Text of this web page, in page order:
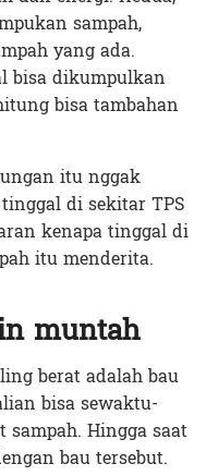
sampah,
yang ada.
bisa dikumpulkan
bisa tambahan
itu nggak
di sekitar TPS
kenapa tinggal di
itu menderita.
muntah
berat adalah bau
bisa sewaktu-
Hingga saat
bau tersebut.